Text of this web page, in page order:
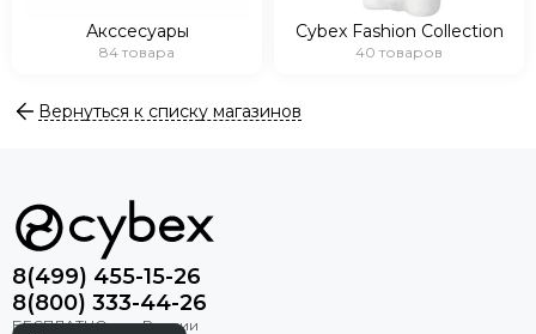
Акссесуары
84 товара
Cybex Fashion Collection
40 товаров
Вернуться к списку магазинов
8(499) 455-15-26
8(800) 333-44-26